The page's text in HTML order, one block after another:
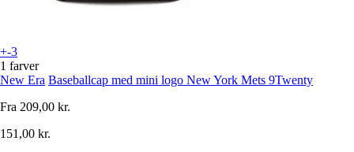
+-3
1 farver
New Era Baseballcap med mini logo New York Mets 9Twenty
Fra 209,00 kr.
151,00 kr.